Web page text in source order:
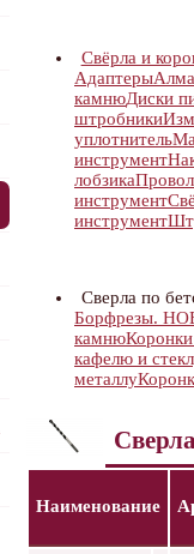
Свёрла и
Адаптеры
камнюДиски
штробники
уплотнитель
инструмент
лобзика
инструмент
инструмент
Сверла по
Борфрезы.
камню
кафелю и
металлу
Наименование